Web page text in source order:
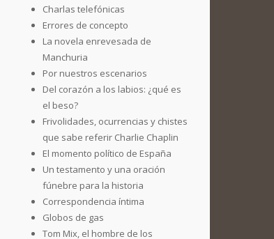
Charlas telefónicas
Errores de concepto
La novela enrevesada de
Manchuria
Por nuestros escenarios
Del corazón a los labios: ¿qué es
el beso?
Frivolidades, ocurrencias y chistes
que sabe referir Charlie Chaplin
El momento político de España
Un testamento y una oración
fúnebre para la historia
Correspondencia íntima
Globos de gas
Tom Mix, el hombre de los